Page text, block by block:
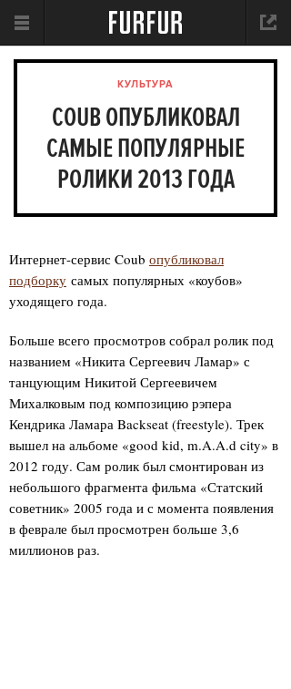
КУЛЬТУРА
COUB ОПУБЛИКОВАЛ
САМЫЕ ПОПУЛЯРНЫЕ
РОЛИКИ 2013 ГОДА
Интернет-сервис Coub опубликовал
подборку самых популярных «коубов»
уходящего года.
Больше всего просмотров собрал ролик под
названием «Никита Сергеевич Ламар» с
танцующим Никитой Сергеевичем
Михалковым под композицию рэпера
Кендрика Ламара Backseat (freestyle). Трек
вышел на альбоме «good kid, m.A.A.d city» в
2012 году. Сам ролик был смонтирован из
небольшого фрагмента фильма «Статский
советник» 2005 года и с момента появления
в феврале был просмотрен больше 3,6
миллионов раз.